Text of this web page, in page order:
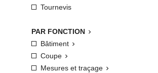
Tournevis
PAR FONCTION 
Bâtiment 
Coupe 
Mesures et traçage 